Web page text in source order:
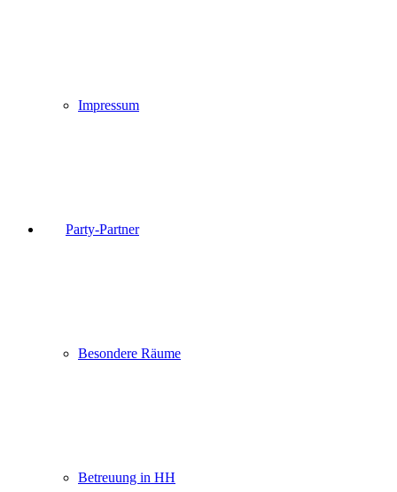
Impressum
Party-Partner
Besondere Räume
Betreuung in HH